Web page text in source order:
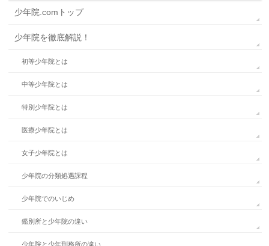
少年院.comトップ
少年院を徹底解説！
初等少年院とは
中等少年院とは
特別少年院とは
医療少年院とは
女子少年院とは
少年院の分類処遇課程
少年院でのいじめ
鑑別所と少年院の違い
少年院と少年刑務所の違い